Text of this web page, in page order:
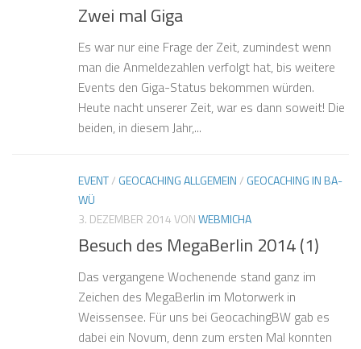
Zwei mal Giga
Es war nur eine Frage der Zeit, zumindest wenn
man die Anmeldezahlen verfolgt hat, bis weitere
Events den Giga-Status bekommen würden.
Heute nacht unserer Zeit, war es dann soweit! Die
beiden, in diesem Jahr,...
EVENT/ GEOCACHING ALLGEMEIN/ GEOCACHING IN BA-
WÜ
3. DEZEMBER 2014VONWEBMICHA
Besuch des MegaBerlin 2014 (1)
Das vergangene Wochenende stand ganz im
Zeichen des MegaBerlin im Motorwerk in
Weissensee. Für uns bei GeocachingBW gab es
dabei ein Novum, denn zum ersten Mal konnten